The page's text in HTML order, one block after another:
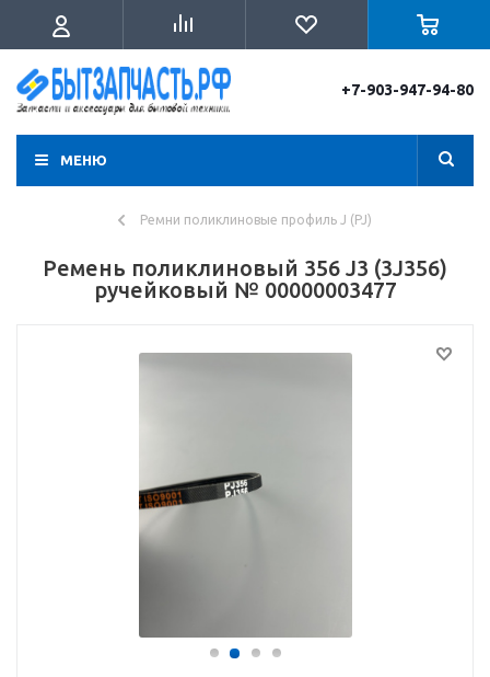
+7-903-947-94-80
МЕНЮ
Ремни поликлиновые профиль J (PJ)
Ремень поликлиновый 356 J3 (3J356)
ручейковый № 00000003477